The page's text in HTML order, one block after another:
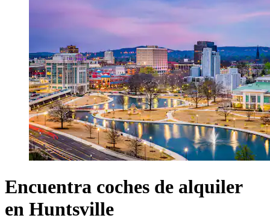
Encuentra coches de alquiler
en Huntsville